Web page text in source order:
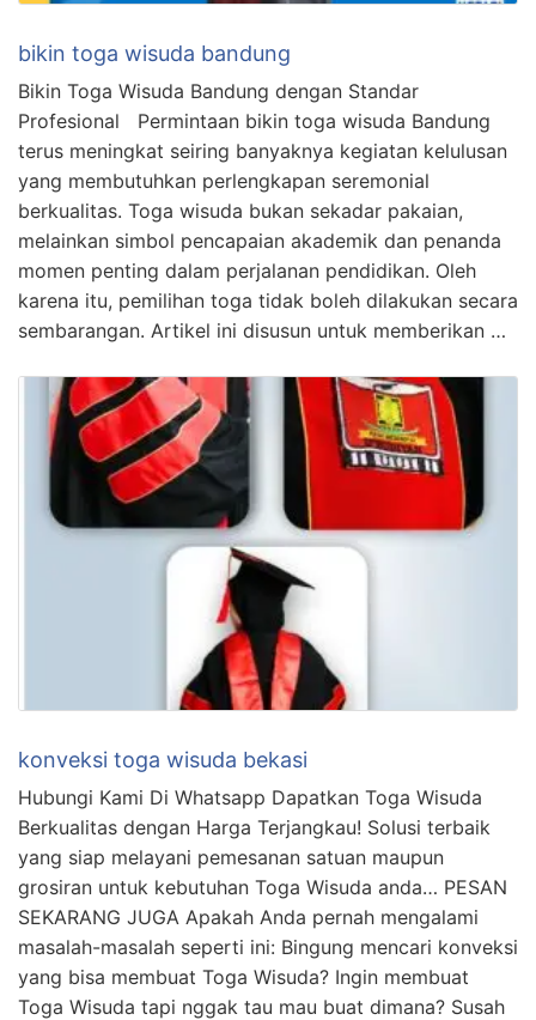
bikin toga wisuda bandung
Bikin Toga Wisuda Bandung dengan Standar
Profesional Permintaan bikin toga wisuda Bandung
terus meningkat seiring banyaknya kegiatan kelulusan
yang membutuhkan perlengkapan seremonial
berkualitas. Toga wisuda bukan sekadar pakaian,
melainkan simbol pencapaian akademik dan penanda
momen penting dalam perjalanan pendidikan. Oleh
karena itu, pemilihan toga tidak boleh dilakukan secara
sembarangan. Artikel ini disusun untuk memberikan …
konveksi toga wisuda bekasi
Hubungi Kami Di Whatsapp Dapatkan Toga Wisuda
Berkualitas dengan Harga Terjangkau! Solusi terbaik
yang siap melayani pemesanan satuan maupun
grosiran untuk kebutuhan Toga Wisuda anda… PESAN
SEKARANG JUGA Apakah Anda pernah mengalami
masalah-masalah seperti ini: Bingung mencari konveksi
yang bisa membuat Toga Wisuda? Ingin membuat
Toga Wisuda tapi nggak tau mau buat dimana? Susah